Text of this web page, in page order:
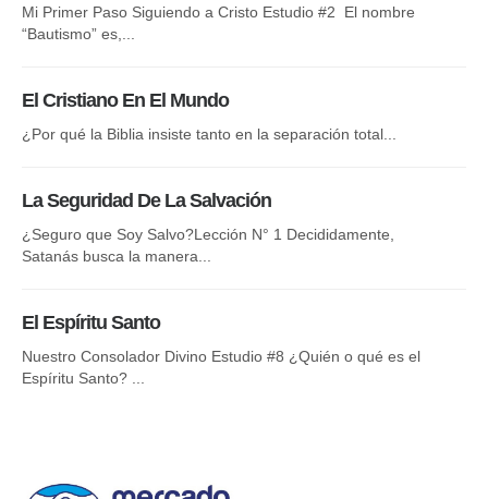
Mi Primer Paso Siguiendo a Cristo Estudio #2 El nombre
“Bautismo” es,...
El Cristiano En El Mundo
¿Por qué la Biblia insiste tanto en la separación total...
La Seguridad De La Salvación
¿Seguro que Soy Salvo?Lección N° 1 Decididamente,
Satanás busca la manera...
El Espíritu Santo
Nuestro Consolador Divino Estudio #8 ¿Quién o qué es el
Espíritu Santo? ...